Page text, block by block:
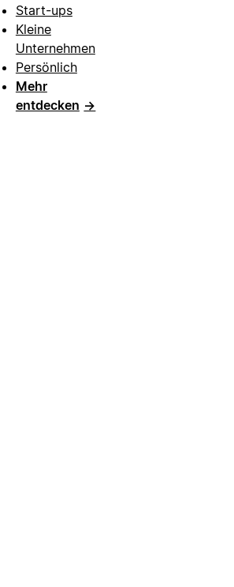
Start-ups
Kleine
Unternehmen
Persönlich
Mehr
entdecken →